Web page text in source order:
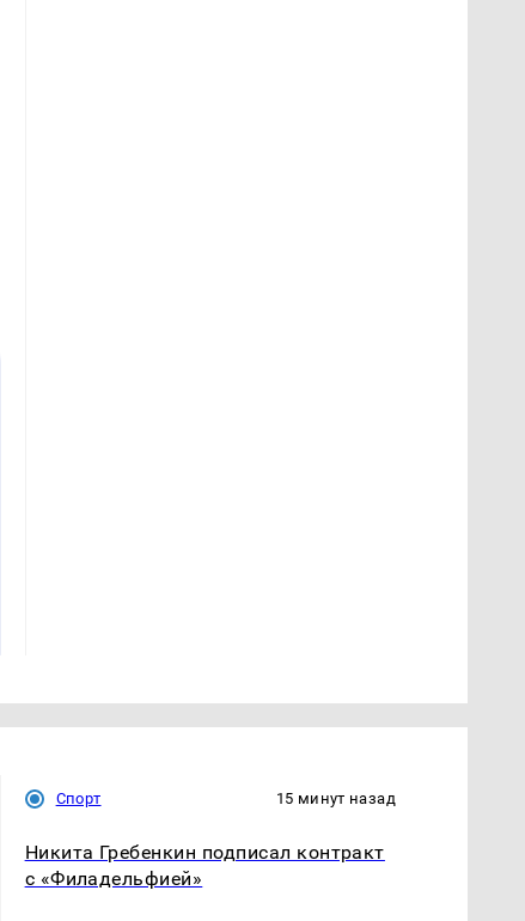
Спорт 15 минут назад
Никита Гребенкин подписал контракт
с «Филадельфией»